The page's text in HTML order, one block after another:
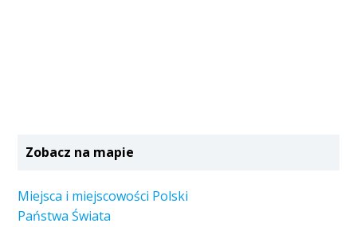
Zobacz na mapie
Miejsca i miejscowości Polski
Państwa Świata